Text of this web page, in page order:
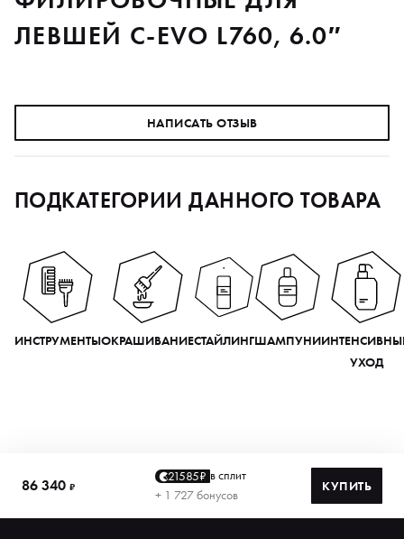
ЛЕВШЕЙ C-EVO L760, 6.0″
НАПИСАТЬ ОТЗЫВ
ПОДКАТЕГОРИИ ДАННОГО ТОВАРА
ИНСТРУМЕНТЫОКРАШИВАНИЕСТАЙЛИНГШАМПУНИ
УХОД
86 340 ₽
21585₽ в сплит
+ 1 727 бонусов
КУПИТЬ